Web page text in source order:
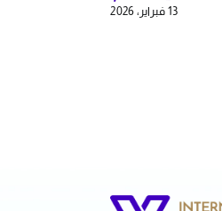
13 فبراير، 2026